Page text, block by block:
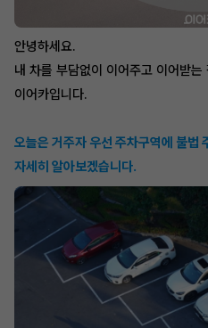
안녕하세요.
내 차를 부담없이 이어주고 이어받
이어카입니다.
오늘은 거주자 우선 주차구역에 불법
자세히 알아보겠습니다.